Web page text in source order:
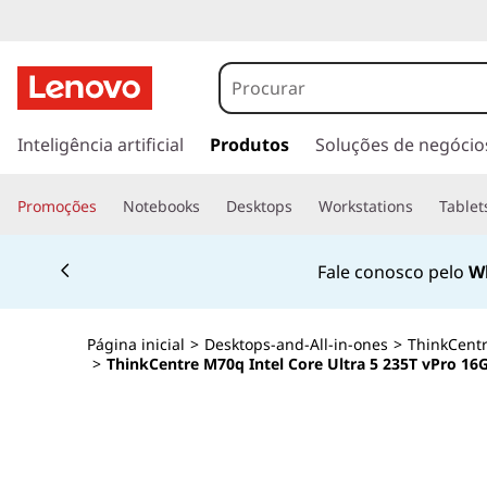
a
a
r
Inteligência artificial Produtos Soluções de
Promoções Notebooks Desktops Workstations
Fale conosco pelo
Página inicial > Desktops-and-All-in-ones >
> ThinkCentre M70q Intel Core Ultra 5 235T vPro